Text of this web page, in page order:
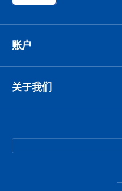
账户
关于我们